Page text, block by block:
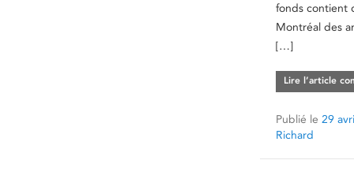
fonds contient
Montréal des
[…]
Lire l’article
Publié le 29
Richard